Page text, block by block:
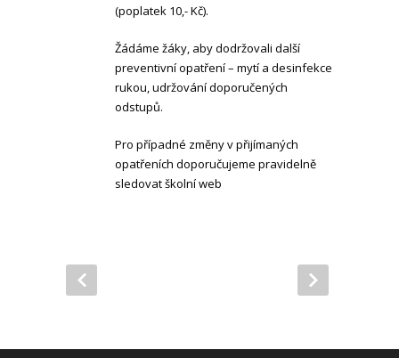
(poplatek 10,- Kč).
Žádáme žáky, aby dodržovali další
preventivní opatření – mytí a desinfekce
rukou, udržování doporučených
odstupů.
Pro případné změny v přijímaných
opatřeních doporučujeme pravidelně
sledovat školní web